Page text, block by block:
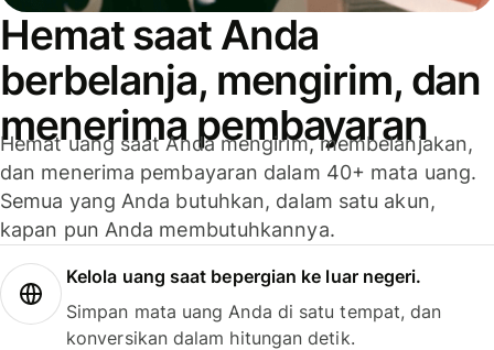
Hemat saat Anda
berbelanja, mengirim, dan
menerima pembayaran
Hemat uang saat Anda mengirim, membelanjakan,
dan menerima pembayaran dalam 40+ mata uang.
Semua yang Anda butuhkan, dalam satu akun,
kapan pun Anda membutuhkannya.
Kelola uang saat bepergian ke luar negeri.
Simpan mata uang Anda di satu tempat, dan
konversikan dalam hitungan detik.